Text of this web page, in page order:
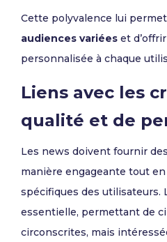
Cette polyvalence lui
audiences variées et
personnalisée à chaque
Liens avec les
qualité et de
Les news doivent fournir
manière engageante tout
spécifiques des utilisateurs.
essentielle, permettant de
circonscrites, mais